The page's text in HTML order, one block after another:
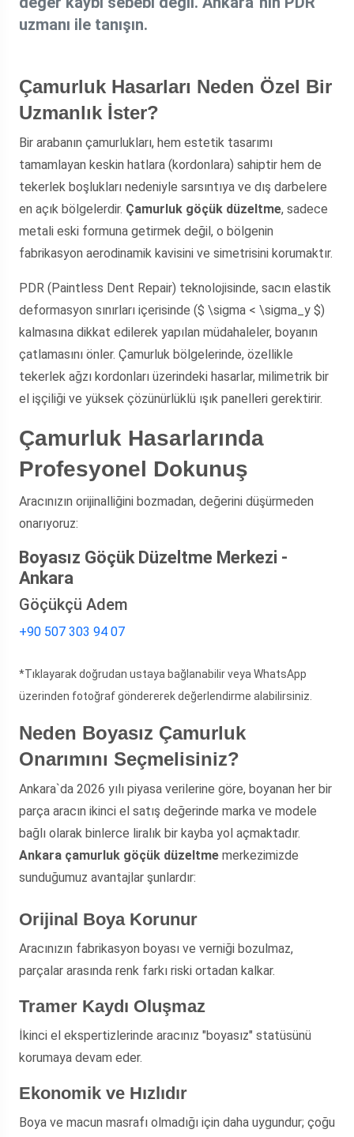
uzmanı ile tanışın.
Çamurluk Hasarları Neden Özel Bir
Uzmanlık İster?
Bir arabanın çamurlukları, hem estetik tasarımı
tamamlayan keskin hatlara (kordonlara) sahiptir hem de
tekerlek boşlukları nedeniyle sarsıntıya ve dış darbelere
en açık bölgelerdir. Çamurluk göçük düzeltme, sadece
metali eski formuna getirmek değil, o bölgenin
fabrikasyon aerodinamik kavisini ve simetrisini korumaktır.
PDR (Paintless Dent Repair) teknolojisinde, sacın elastik
deformasyon sınırları içerisinde ($ \sigma < \sigma_y $)
kalmasına dikkat edilerek yapılan müdahaleler, boyanın
çatlamasını önler. Çamurluk bölgelerinde, özellikle
tekerlek ağzı kordonları üzerindeki hasarlar, milimetrik bir
el işçiliği ve yüksek çözünürlüklü ışık panelleri gerektirir.
Çamurluk Hasarlarında
Profesyonel Dokunuş
Aracınızın orijinalliğini bozmadan, değerini düşürmeden
onarıyoruz:
Boyasız Göçük Düzeltme Merkezi -
Ankara
Göçükçü Adem
+90 507 303 94 07
*Tıklayarak doğrudan ustaya bağlanabilir veya WhatsApp
üzerinden fotoğraf göndererek değerlendirme alabilirsiniz.
Neden Boyasız Çamurluk
Onarımını Seçmelisiniz?
Ankara`da 2026 yılı piyasa verilerine göre, boyanan her bir
parça aracın ikinci el satış değerinde marka ve modele
bağlı olarak binlerce liralık bir kayba yol açmaktadır.
Ankara çamurluk göçük düzeltme merkezimizde
sunduğumuz avantajlar şunlardır:
Orijinal Boya Korunur
Aracınızın fabrikasyon boyası ve verniği bozulmaz,
parçalar arasında renk farkı riski ortadan kalkar.
Tramer Kaydı Oluşmaz
İkinci el ekspertizlerinde aracınız "boyasız" statüsünü
korumaya devam eder.
Ekonomik ve Hızlıdır
Boya ve macun masrafı olmadığı için daha uygundur; çoğu